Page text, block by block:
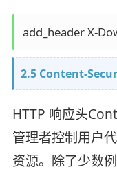
add_header X-
2.5 Content-
HTTP 响应头
管理者控制用户
资源。除了少数